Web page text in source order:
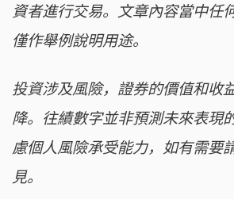
資者進行交易。文章內容當中任
僅作舉例說明用途。
投資涉及風險，證券的價值和收
降。往績數字並非預測未來表現
慮個人風險承受能力，如有需要
見。